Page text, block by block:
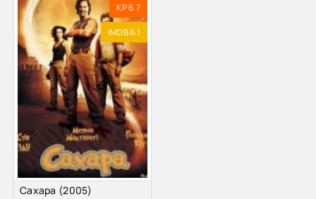
KP 6.7
IMDB 6.1
Сахара (2005)